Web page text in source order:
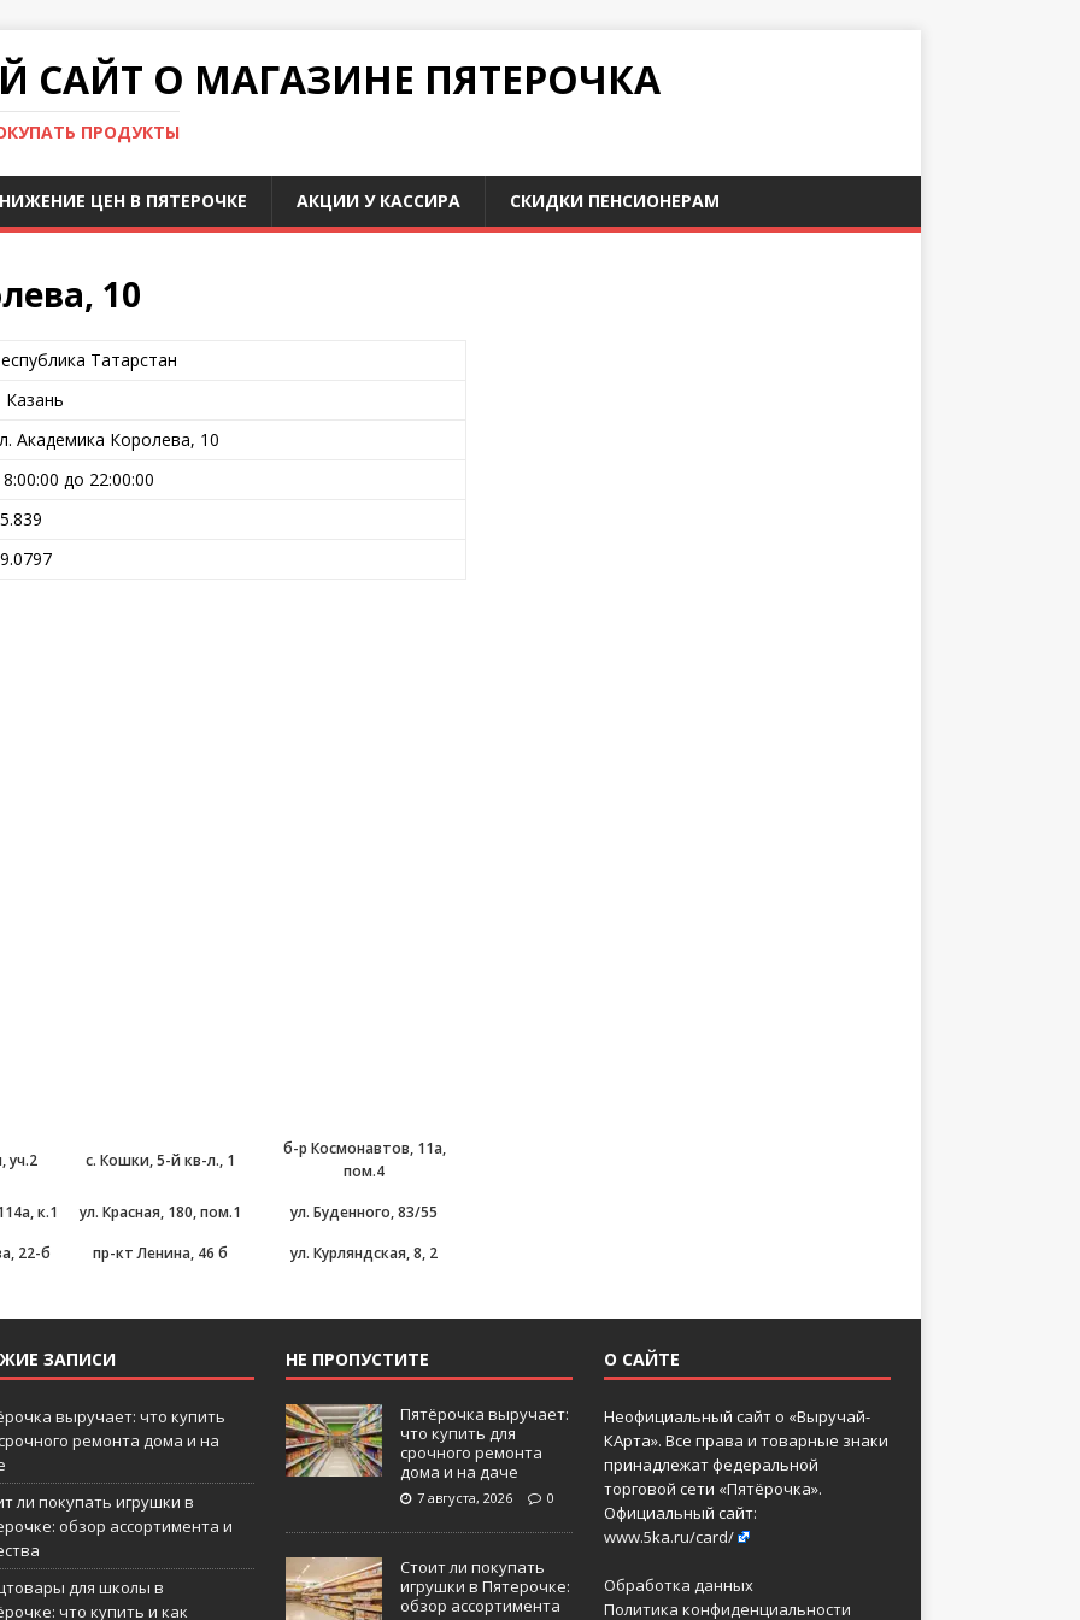
О МАГАЗИНЕ ПЯТЕРОЧКА
ПРОДУКТЫ
ЦЕН В ПЯТЕРОЧКЕ АКЦИИ У КАССИРА СКИДКИ ПЕНСИОНЕРАМ
10
Татарстан
Казань
Академика Королева, 10
8:00:00 до 22:00:00
уч.2 с. Кошки, 5-й кв-л., 1
б-р Космонавтов, 11а,
пом.4
к.1 ул. Красная, 180, пом.1
ул. Буденного, 83/55
22-б пр-кт Ленина, 46 б ул. Курляндская, 8, 2
ЗАПИСИ
выручает: что купить
ремонта дома и на
ли покупать игрушки в
обзор ассортимента и
для школы в
что купить и как
НЕ ПРОПУСТИТЕ
Пятёрочка выручает:
что купить для
срочного ремонта
дома и на даче
7 августа, 2026 0
Стоит ли покупать
игрушки в Пятерочке:
обзор ассортимента
О САЙТЕ
Неофициальный сайт о «Выручай-
КАрта». Все права и товарные знаки
принадлежат федеральной
торговой сети «Пятёрочка».
Официальный сайт:
www.5ka.ru/card/
Обработка данных
Политика конфиденциальности